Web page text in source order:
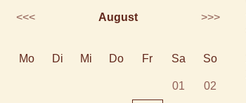
<<< August >>>
Mo Di Mi Do Fr Sa So
01 02